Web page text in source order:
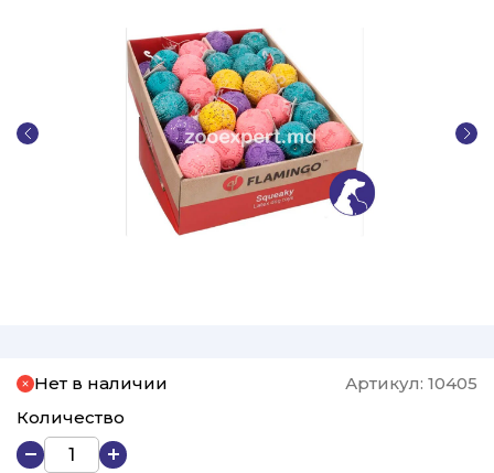
Нет в наличии Артикул: 10405
Количество